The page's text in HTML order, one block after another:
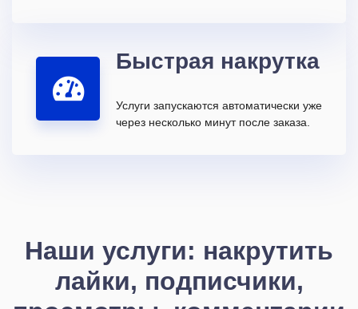
Быстрая накрутка
Услуги запускаются автоматически уже
через несколько минут после заказа.
Наши услуги: накрутить
лайки, подписчики,